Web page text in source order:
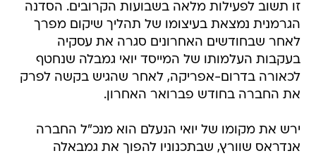
זו תשוב לפעילות מלאה בשבועות הקרובים. הסדנה
הגרמנית נמצאת בעיצומו של תהליך שיקום מפרך
לאחר שבחודשים האחרונים סגרה את עסקיה
בעקבות העלמותו של המייסד יואי גמבלה שנחטף
לכאורה בדרום-אפריקה, לאחר שהגיש בקשה לפרק
את החברה בחודש פברואר האחרון.
ירש את מקומו של יואי הנעלם הוא מנכ"ל החברה
אנדראס שוורץ, שבתכנוניו להפוך את גמבאלה